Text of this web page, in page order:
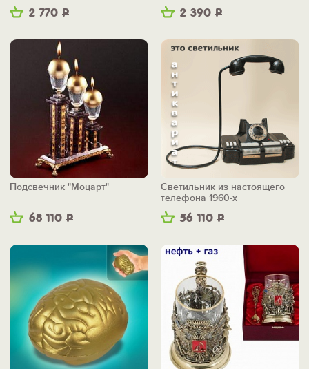
2 770 Р
2 390 Р
68 110 Р
Подсвечник "Моцарт"
56 110 Р
Светильник из настоящего
телефона 1960-х